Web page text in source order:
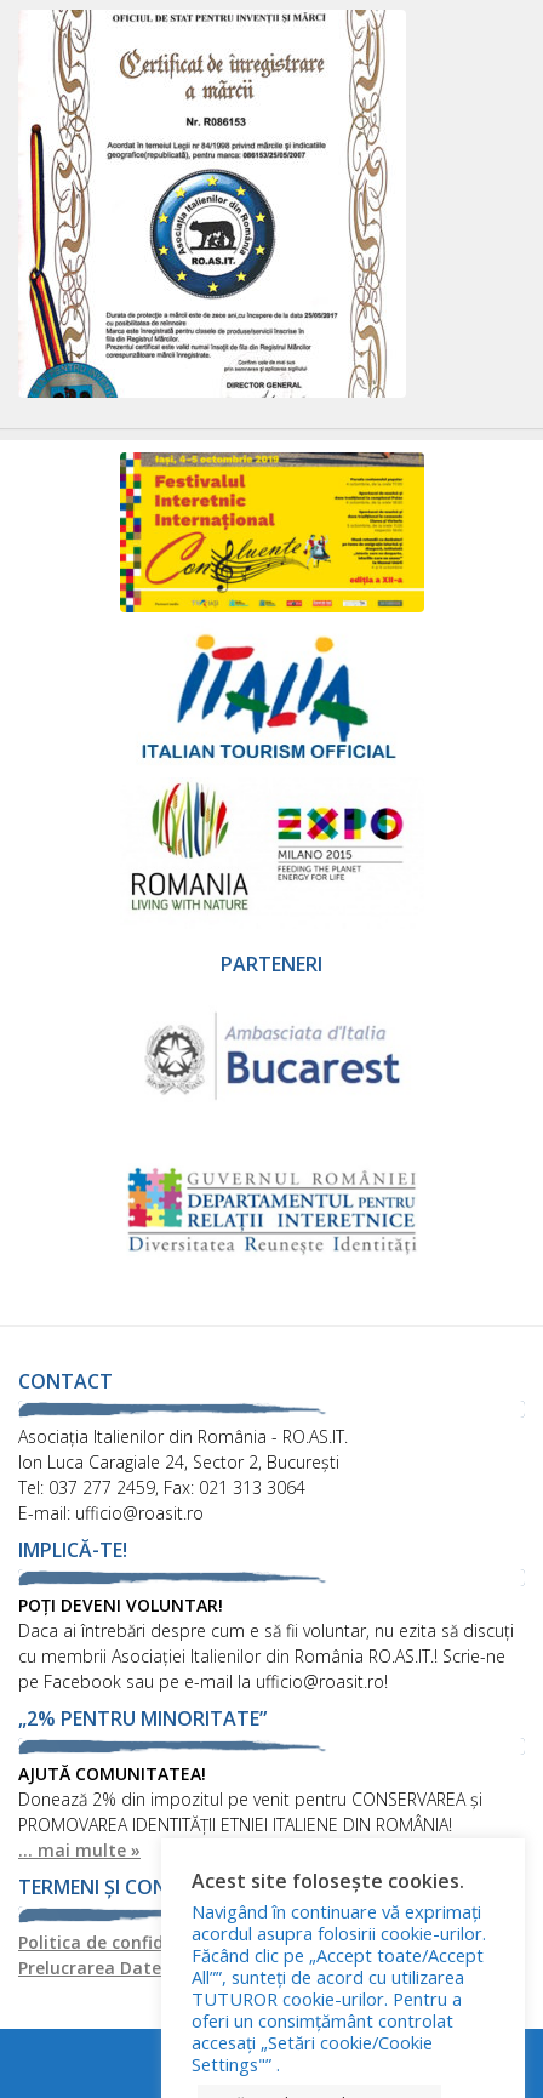
PARTENERI
CONTACT
Asociaţia Italienilor din România - RO.AS.IT.
Ion Luca Caragiale 24, Sector 2, București
Tel: 037 277 2459, Fax: 021 313 3064
E-mail: ufficio@roasit.ro
IMPLICĂ-TE!
POȚI DEVENI VOLUNTAR!
Daca ai întrebări despre cum e să fii voluntar, nu ezita să discuți
cu membrii Asociației Italienilor din România RO.AS.IT.! Scrie-ne
pe Facebook sau pe e-mail la ufficio@roasit.ro!
„2% PENTRU MINORITATE”
AJUTĂ COMUNITATEA!
Donează 2% din impozitul pe venit pentru CONSERVAREA și
PROMOVAREA IDENTITĂȚII ETNIEI ITALIENE DIN ROMÂNIA!
... mai multe »
TERMENI ȘI CONDIȚII
Politica de confidențialitatePolitica privind fișierele cookies
Prelucrarea Datelor cu Caracter Personal
Acest site folosește cookies.
Navigând în continuare vă exprimați
acordul asupra folosirii cookie-urilor.
Făcând clic pe „Accept toate/Accept
All””, sunteți de acord cu utilizarea
TUTUROR cookie-urilor. Pentru a
oferi un consimțământ controlat
accesați „Setări cookie/Cookie
Settings"” .